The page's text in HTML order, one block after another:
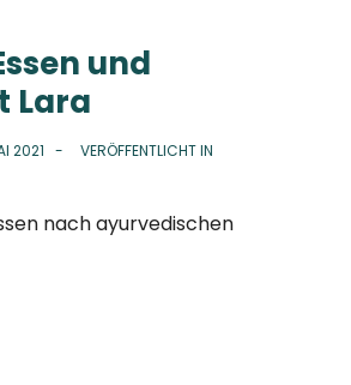
und
Lara
2021
VERÖFFENTLICHT IN
nach ayurvedischen